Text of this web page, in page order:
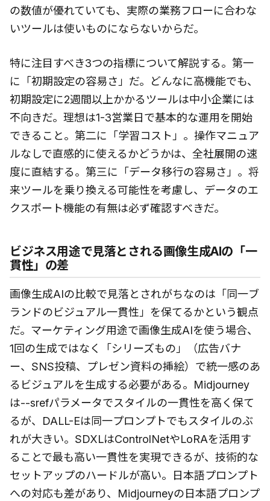
の数値が優れていても、実際の業務フローに合わな
いツールは使いものにならないからだ。
特に注目すべき3つの指標について解説する。第一
に「初期設定の容易さ」だ。どんなに高機能でも、
初期設定に2週間以上かかるツールは中小企業には
不向きだ。理想は1-3営業日で基本的な運用を開始
できること。第二に「学習コスト」。操作マニュア
ルなしで直感的に使えるかどうかは、全社展開の速
度に直結する。第三に「データ移行の容易さ」。将
来ツールを乗り換える可能性を考慮し、データのエ
クスポート機能の有無は必ず確認すべきだ。
ビジネス用途で見落とされる画像生成AIの「一
貫性」の差
画像生成AIの比較で見落とされがちなのは「同一ブ
ランドのビジュアル一貫性」を保てるかという観点
だ。マーケティング用途で画像生成AIを使う場合、
1回の生成ではなく「シリーズもの」（広告バナ
ー、SNS投稿、プレゼン資料の挿絵）で統一感のあ
るビジュアルを生成する必要がある。Midjourney
は--srefパラメータでスタイルの一貫性を高く保て
るが、DALL-Eは同一プロンプトでもスタイルのぶ
れが大きい。SDXLはControlNetやLoRAを活用す
ることで最も高い一貫性を実現できるが、技術的な
セットアップのハードルが高い。日本語プロンプト
への対応も差があり、Midjourneyの日本語プロンプ